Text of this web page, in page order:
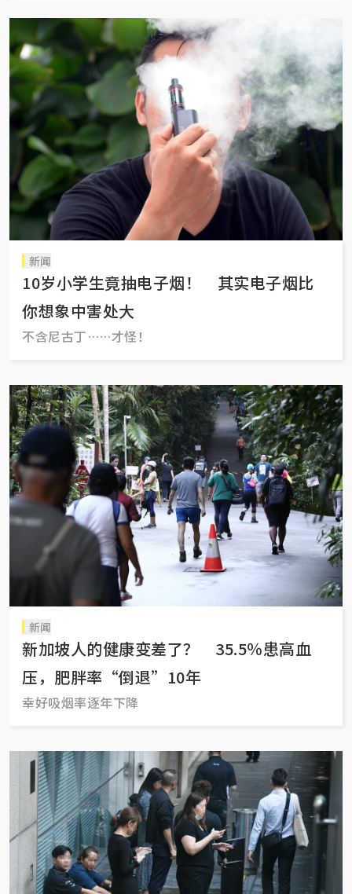
新闻
10岁小学生竟抽电子烟！ 其实电子烟比
你想象中害处大
不含尼古丁……才怪！
新闻
新加坡人的健康变差了？ 35.5％患高血
压，肥胖率“倒退”10年
幸好吸烟率逐年下降